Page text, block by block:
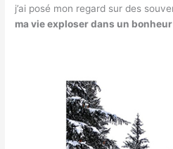
j’ai posé mon regard sur des
ma vie exploser dans un